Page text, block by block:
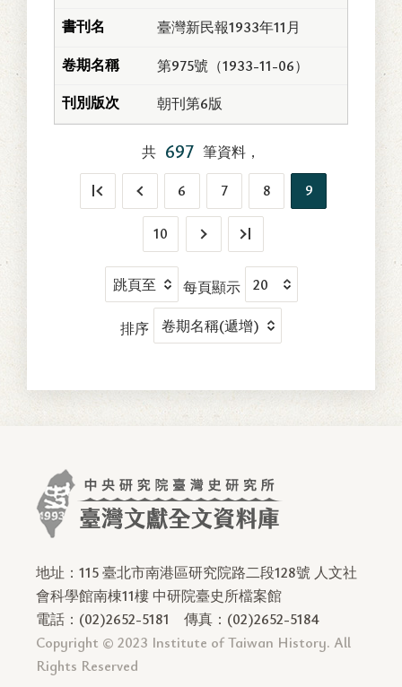
臺灣新民報1933年11月
第975號（1933-11-06）
朝刊第6版
共 697 筆資料，
6
7 8 9
10
每頁顯示
排序
地址：115 臺北市南港區研究院路二段128號 人文社
會科學館南棟11樓 中研院臺史所檔案館
電話：(02)2652-5181
傳真：(02)2652-5184
Copyright © 2023 Institute of Taiwan History. All
Rights Reserved